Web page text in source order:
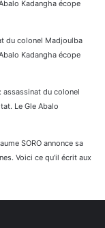
Kadangha écope
du colonel Madjoulba
Kadangha écope
du colonel
Le Gle Abalo
SORO annonce sa
Voici ce qu’il écrit aux